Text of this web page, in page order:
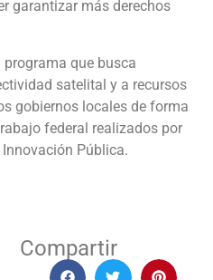
garantizar más derechos
que busca
satelital y a recursos
gobiernos locales de forma
federal realizados por
Innovación Pública.
Compartir